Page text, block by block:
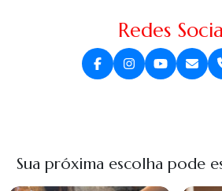
Redes
Sua próxima escolha pode